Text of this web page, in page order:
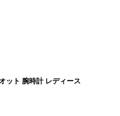
ット 腕時計 レディース